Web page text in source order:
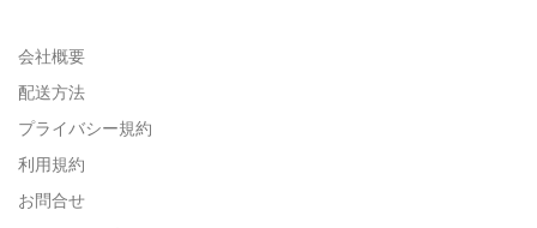
会社概要
配送方法
プライバシー規約
利用規約
お問合せ